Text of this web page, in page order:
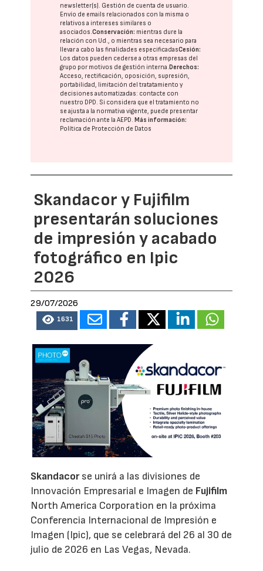
newsletter(s). Gestión de cuenta de usuario.
Envío de emails relacionados con la misma o
relativos a intereses similares o
asociados.Conservación: mientras dure la
relación con Ud., o mientras sea necesario para
llevar a cabo las finalidades especificadasCesión:
Los datos pueden cederse a otras empresas del
grupo por motivos de gestión interna. Derechos:
Acceso, rectificación, oposición, supresión,
portabilidad, limitación del tratatamiento y
decisiones automatizadas: contacte con
nuestro DPD. Si considera que el tratamiento no
se ajusta a la normativa vigente, puede presentar
reclamación ante laAEPD. Más información:
Política de Protección de Datos
Skandacor y Fujifilm
presentarán soluciones
de impresión y acabado
fotográfico en Ipic
2026
29/07/2026
1631
Skandacorse unirá a las divisiones de
Innovación Empresarial e Imagen de Fujifilm
North America Corporation en la próxima
Conferencia Internacional de Impresión e
Imagen (Ipic), que se celebrará del 26 al 30 de
julio de 2026 en Las Vegas, Nevada.